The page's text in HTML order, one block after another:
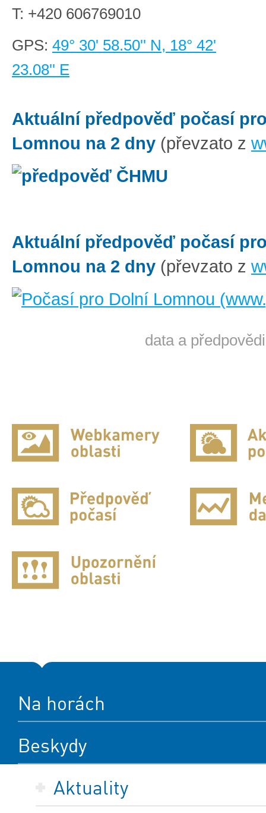
T: +420 606769010
GPS: 49° 30' 58.50'' N, 18° 42'
23.08'' E
Aktuální předpověď počasí
Lomnou na 2 dny (převzato z
Aktuální předpověď počasí
Lomnou na 2 dny (převzato z
data a
Na horách
Beskydy
Aktuality